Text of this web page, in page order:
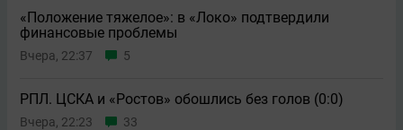
«Положение тяжелое»: в «Локо» подтвердили
финансовые проблемы
Вчера, 22:37 5
РПЛ. ЦСКА и «Ростов» обошлись без голов (0:0)
Вчера, 22:23 33